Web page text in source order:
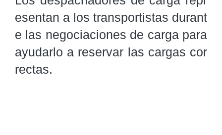
esentan a los transportistas durant
e las negociaciones de carga para
ayudarlo a reservar las cargas cor
rectas.